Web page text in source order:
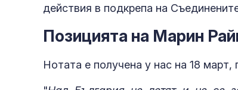
действия в подкрепа на
Позицията на Марин
Нотата е получена у нас на 18